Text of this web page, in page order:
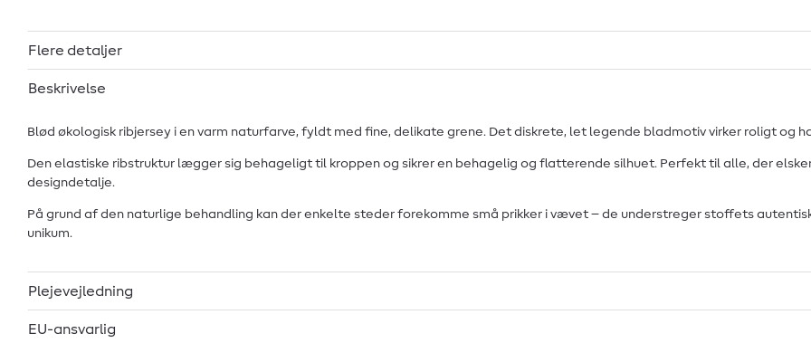
Flere detaljer
Beskrivelse
Blød økologisk ribjersey i en varm naturfarve, fyldt med fine, delikate grene. Det diskrete, let legende bladmotiv virker roligt og
Den elastiske ribstruktur lægger sig behageligt til kroppen og sikrer en behagelig og flatterende silhuet. Perfekt til alle, der
designdetalje.
På grund af den naturlige behandling kan der enkelte steder forekomme små prikker i vævet – de understreger stoffets
unikum.
Plejevejledning
EU-ansvarlig